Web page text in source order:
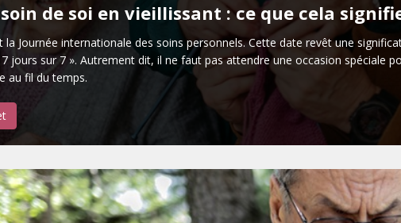
de soi en vieillissant : ce que cela
la Journée internationale des soins personnels. Cette date revêt une
jours sur 7 ». Autrement dit, il ne faut pas attendre une occasion spéciale
au fil du temps.